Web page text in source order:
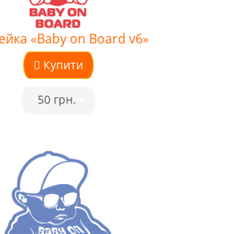
«Baby on Board v6»
Купити
50 грн.